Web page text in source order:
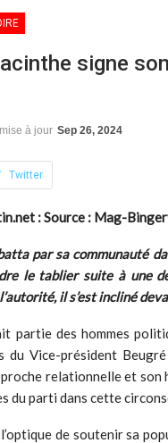
signe
à jour Sep 26, 2024
Twitter
: Source : Mag-
par sa communauté
le tablier suite à une
il s’est incliné
partie des hommes
Vice-président
relationnelle et son
du parti dans cette
de soutenir sa